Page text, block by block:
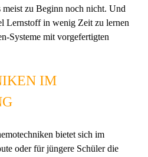
meist zu Beginn noch nicht. Und
Lernstoff in wenig Zeit zu lernen
Systeme mit vorgefertigten
IM
bietet sich im
oder für jüngere Schüler die